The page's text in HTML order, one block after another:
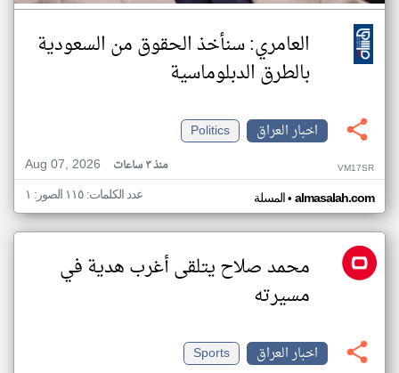
العامري: سنأخذ الحقوق من السعودية
بالطرق الدبلوماسية
اخبار العراق
Politics
Aug 07, 2026
منذ ٣ ساعات VM17SR
المسلة• almasalah.com عدد الكلمات: ١١٥ الصور: ١
محمد صلاح يتلقى أغرب هدية في
مسيرته
اخبار العراق
Sports